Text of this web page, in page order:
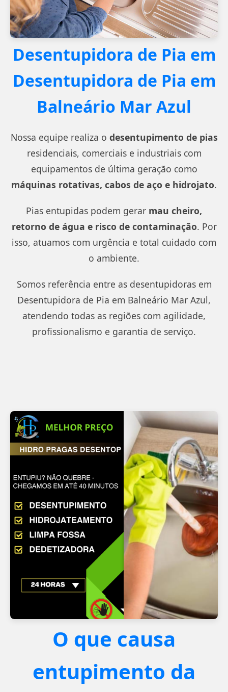
Desentupidora de Pia em
Desentupidora de Pia em
Balneário Mar Azul
Nossa equipe realiza o desentupimento de pias
residenciais, comerciais e industriais com
equipamentos de última geração como
máquinas rotativas, cabos de aço e hidrojato.
Pias entupidas podem gerar mau cheiro,
retorno de água e risco de contaminação. Por
isso, atuamos com urgência e total cuidado com
o ambiente.
Somos referência entre as desentupidoras em
Desentupidora de Pia em Balneário Mar Azul,
atendendo todas as regiões com agilidade,
profissionalismo e garantia de serviço.
O que causa
entupimento da